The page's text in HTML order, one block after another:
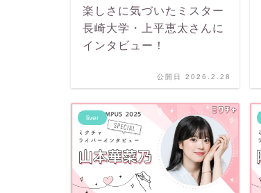
楽しさに気づいたミスター
長崎大学・上平恵太さんに
インタビュー！
公開日 2026.2.28
liver